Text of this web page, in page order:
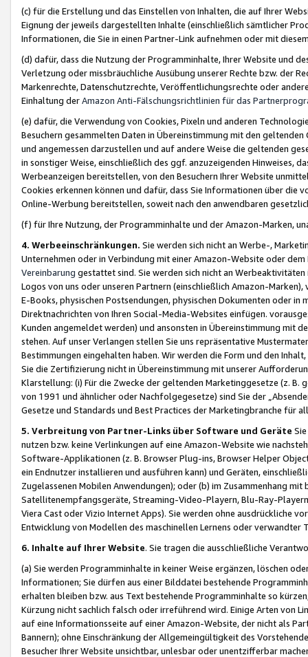
(c) für die Erstellung und das Einstellen von Inhalten, die auf Ihrer
Eignung der jeweils dargestellten Inhalte (einschließlich sämtlicher
Informationen, die Sie in einen Partner-Link aufnehmen oder mit
(d) dafür, dass die Nutzung der Programminhalte, Ihrer Website und
Verletzung oder missbräuchliche Ausübung unserer Rechte bzw. der
Markenrechte, Datenschutzrechte, Veröffentlichungsrechte oder
Einhaltung derAmazon Anti-Fälschungsrichtlinien für das
(e) dafür, die Verwendung von Cookies, Pixeln und anderen
Besuchern gesammelten Daten in Übereinstimmung mit den
und angemessen darzustellen und auf andere Weise die geltenden
in sonstiger Weise, einschließlich des ggf. anzuzeigenden Hinweises,
Werbeanzeigen bereitstellen, von den Besuchern Ihrer Website
Cookies erkennen können und dafür, dass Sie Informationen über die
Online-Werbung bereitstellen, soweit nach den anwendbaren
(f) für Ihre Nutzung, der Programminhalte und der Amazon-Marken,
4. Werbeeinschränkungen. Sie werden sich nicht an Werbe-,
Unternehmen oder in Verbindung mit einer Amazon-Website oder
Vereinbarung gestattet sind. Sie werden sich nicht an
Logos von uns oder unseren Partnern (einschließlich Amazon-
E-Books, physischen Postsendungen, physischen Dokumenten oder in
Direktnachrichten von Ihren Social-Media-Websites einfügen.
Kunden angemeldet werden) und ansonsten in Übereinstimmung mit
stehen. Auf unser Verlangen stellen Sie uns repräsentative
Bestimmungen eingehalten haben. Wir werden die Form und den
Sie die Zertifizierung nicht in Übereinstimmung mit unserer
Klarstellung: (i) Für die Zwecke der geltenden Marketinggesetze (z. B.
von 1991 und ähnlicher oder Nachfolgegesetze) sind Sie der
Gesetze und Standards und Best Practices der Marketingbranche für
5. Verbreitung von Partner-Links über Software und Geräte
nutzen bzw. keine Verlinkungen auf eine Amazon-Website wie
Software-Applikationen (z. B. Browser Plug-ins, Browser Helper
ein Endnutzer installieren und ausführen kann) und Geräten,
Zugelassenen Mobilen Anwendungen); oder (b) im Zusammenhang
Satellitenempfangsgeräte, Streaming-Video-Playern, Blu-Ray-
Viera Cast oder Vizio Internet Apps). Sie werden ohne ausdrückliche
Entwicklung von Modellen des maschinellen Lernens oder
6. Inhalte auf Ihrer Website. Sie tragen die ausschließliche
(a) Sie werden Programminhalte in keiner Weise ergänzen, löschen
Informationen; Sie dürfen aus einer Bilddatei bestehende
erhalten bleiben bzw. aus Text bestehende Programminhalte so
Kürzung nicht sachlich falsch oder irreführend wird. Einige Arten von
auf eine Informationsseite auf einer Amazon-Website, der nicht als
Bannern); ohne Einschränkung der Allgemeingültigkeit des
Besucher Ihrer Website unsichtbar, unlesbar oder unentzifferbar